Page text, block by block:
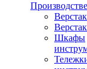
Шкафы